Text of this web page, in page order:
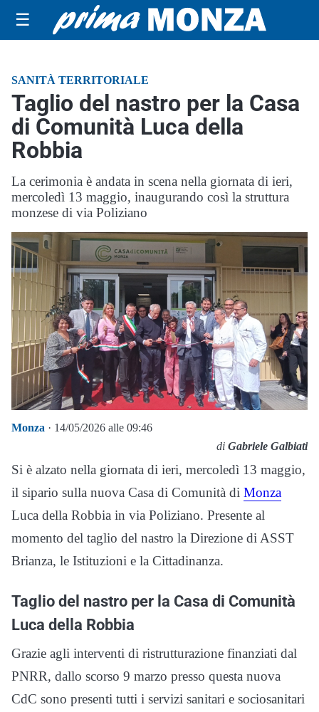
☰
SANITÀ TERRITORIALE
Taglio del nastro per la Casa
di Comunità Luca della
Robbia
La cerimonia è andata in scena nella giornata di ieri,
mercoledì 13 maggio, inaugurando così la struttura
monzese di via Poliziano
Monza · 14/05/2026 alle 09:46
di Gabriele Galbiati
Si è alzato nella giornata di ieri, mercoledì 13 maggio,
il sipario sulla nuova Casa di Comunità di Monza
Luca della Robbia in via Poliziano. Presente al
momento del taglio del nastro la Direzione di ASST
Brianza, le Istituzioni e la Cittadinanza.
Taglio del nastro per la Casa di Comunità
Luca della Robbia
Grazie agli interventi di ristrutturazione finanziati dal
PNRR, dallo scorso 9 marzo presso questa nuova
CdC sono presenti tutti i servizi sanitari e sociosanitari